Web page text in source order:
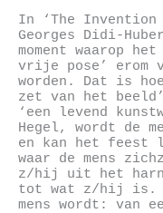
In ‘The
Georges Didi-
moment waarop
vrije pose’ erom
worden. Dat is
zet van het
‘een levend
Hegel, wordt de
en kan het feest
waar de mens
z/hij uit het
tot wat z/hij is.
mens wordt: van